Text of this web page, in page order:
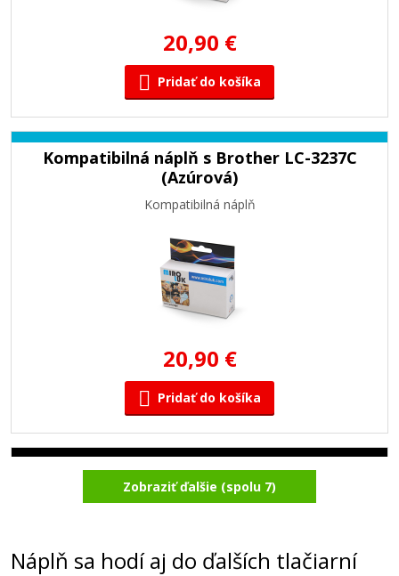
20,90 €
Pridať do košíka
Kompatibilná náplň s Brother LC-3237C
(Azúrová)
Kompatibilná náplň
20,90 €
Pridať do košíka
Kompatibilná náplň s Brother LC-3237BK
(čierna)
Zobraziť ďalšie (spolu 7)
Náplň sa hodí aj do ďalších tlačiarní